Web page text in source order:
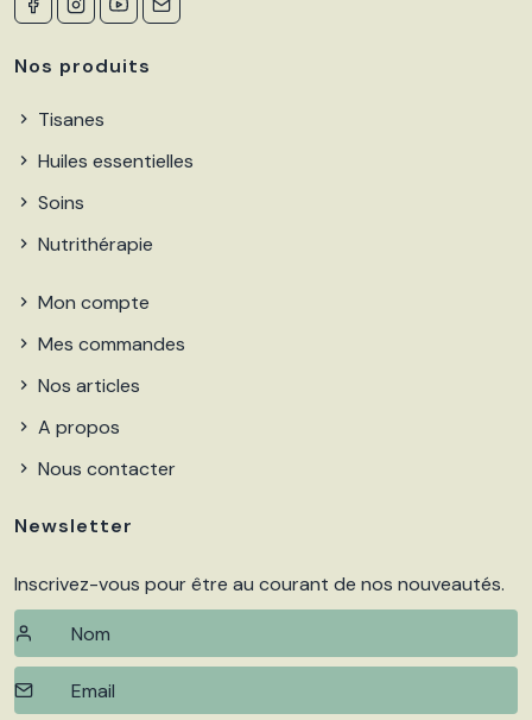
Nos produits
Tisanes
Huiles essentielles
Soins
Nutrithérapie
Mon compte
Mes commandes
Nos articles
A propos
Nous contacter
Newsletter
Inscrivez-vous pour être au courant de nos nouveautés.